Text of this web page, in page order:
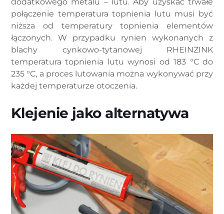
połączenie temperatura topnienia lutu musi być
niższa od temperatury topnienia elementów
łączonych. W przypadku rynien wykonanych z
blachy cynkowo-tytanowej RHEINZINK
temperatura topnienia lutu wynosi od 183 °C do
235 °C, a proces lutowania można wykonywać przy
każdej temperaturze otoczenia.
Klejenie jako alternatywa